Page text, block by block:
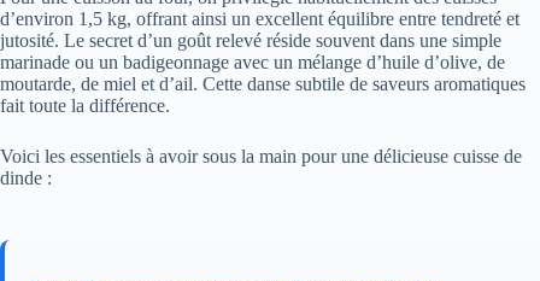
d’environ 1,5 kg, offrant ainsi un excellent équilibre entre tendreté et
jutosité. Le secret d’un goût relevé réside souvent dans une simple
marinade ou un badigeonnage avec un mélange d’huile d’olive, de
moutarde, de miel et d’ail. Cette danse subtile de saveurs aromatiques
fait toute la différence.
Voici les essentiels à avoir sous la main pour une délicieuse cuisse de
dinde :